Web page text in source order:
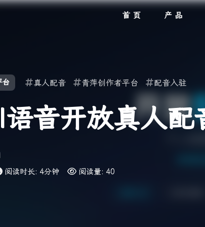
青萍 AI 视频
青萍封面
首页 产品
台 真人配音 青萍创作者平台 配音入驻
音开放真人配
阅读时长: 4分钟 阅读量: 40